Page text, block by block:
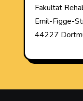
Fakultät
Emil-Figge-
44227